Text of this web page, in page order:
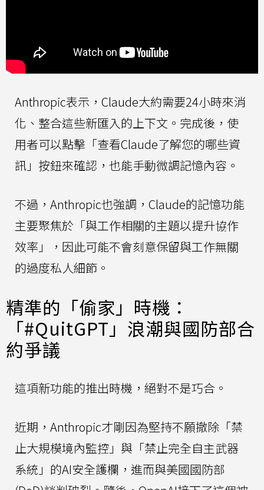
Anthropic表示，Claude大約需要24小時來消
化、整合這些新匯入的上下文。完成後，使
用者可以點擊「查看Claude了解您的哪些資
訊」按鈕來確認，也能手動微調記憶內容。
不過，Anthropic也強調，Claude的記憶功能
主要聚焦於「與工作相關的主題以提升協作
效率」，因此可能不會刻意保留與工作無關
的過度私人細節。
精準的「偷家」時機：
「#QuitGPT」浪潮與國防部合
約爭議
這項新功能的推出時機，絕對不是巧合。
近期，Anthropic才剛因為堅持不願撤除「禁
止大規模境內監控」與「禁止完全自主武器
系統」的AI安全護欄，進而與美國國防部